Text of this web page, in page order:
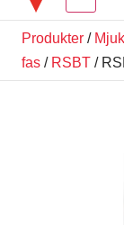
Produkter /
fas / RSBT /